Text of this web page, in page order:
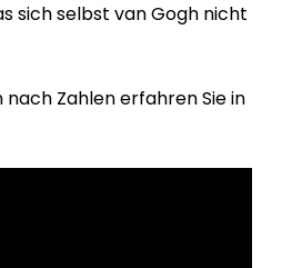
sich selbst van Gogh nicht
Zahlen erfahren Sie in